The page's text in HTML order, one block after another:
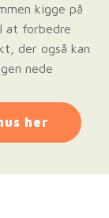
kigge på
at forbedre
der også kan
nede
her